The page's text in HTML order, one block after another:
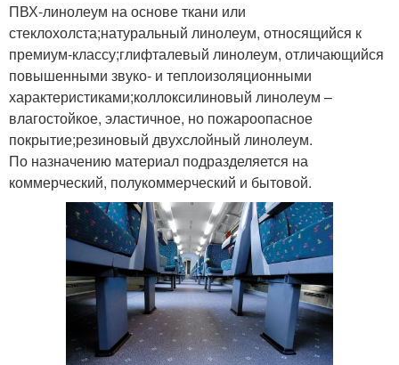
ПВХ-линолеум на основе ткани или
стеклохолста;натуральный линолеум, относящийся к
премиум-классу;глифталевый линолеум, отличающийся
повышенными звуко- и теплоизоляционными
характеристиками;коллоксилиновый линолеум –
влагостойкое, эластичное, но пожароопасное
покрытие;резиновый двухслойный линолеум.
По назначению материал подразделяется на
коммерческий, полукоммерческий и бытовой.